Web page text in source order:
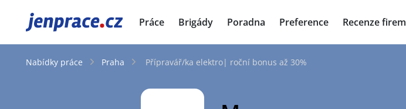
JenPráce.cz Práce Brigády Poradna Preference Recenze firem
Nabídky práce Praha Přípravář/ka elektro| roční bonus až 30%